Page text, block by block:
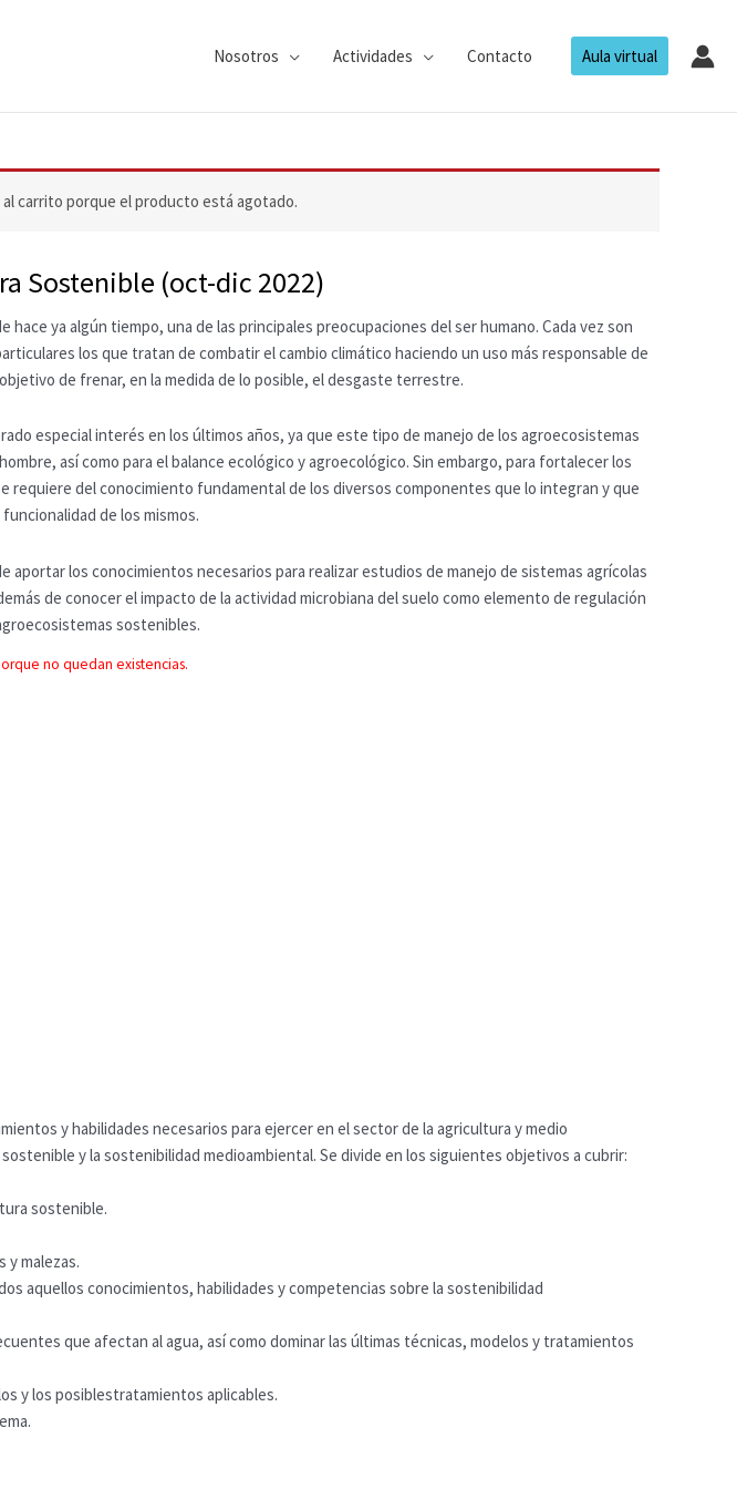
Nosotros Actividades Contacto Aula virtual
al carrito porque el producto está agotado.
Sostenible (oct-dic 2022)
hace ya algún tiempo, una de las principales preocupaciones del ser humano. Cada vez son
los que tratan de combatir el cambio climático haciendo un uso más responsable de
de frenar, en la medida de lo posible, el desgaste terrestre.
especial interés en los últimos años, ya que este tipo de manejo de los agroecosistemas
así como para el balance ecológico y agroecológico. Sin embargo, para fortalecer los
requiere del conocimiento fundamental de los diversos componentes que lo integran y que
de los mismos.
aportar los conocimientos necesarios para realizar estudios de manejo de sistemas agrícolas
de conocer el impacto de la actividad microbiana del suelo como elemento de regulación
sostenibles.
no quedan existencias.
y habilidades necesarios para ejercer en el sector de la agricultura y medio
y la sostenibilidad medioambiental. Se divide en los siguientes objetivos a cubrir:
sostenible.
y malezas.
aquellos conocimientos, habilidades y competencias sobre la sostenibilidad
que afectan al agua, así como dominar las últimas técnicas, modelos y tratamientos
y los posiblestratamientos aplicables.